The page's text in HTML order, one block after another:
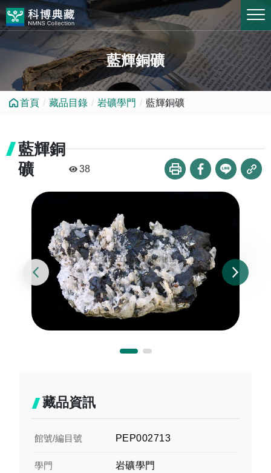
跳到中央內容區塊
藍輝銅礦
首頁 藏品目錄 岩礦學門 藍輝銅礦
藍輝銅
礦
38
藏品資訊
館號/編目號 PEP002713
學門 岩礦學門